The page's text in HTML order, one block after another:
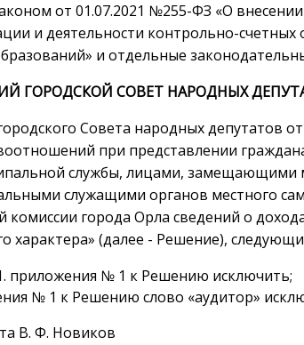
от 01.07.2021 №255-ФЗ «О
и деятельности контрольно-счетных
и отдельные
ГОРОДСКОЙ СОВЕТ НАРОДНЫХ
Совета народных депутатов
при представлении
службы, лицами, замещающими
служащими органов местного
города Орла сведений о
характера» (далее - Решение),
приложения № 1 к Решению исключить;
№ 1 к Решению слово «аудитор»
В. Ф. Новиков